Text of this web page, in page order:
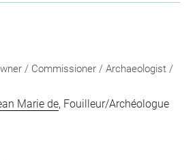
/ Commissioner / Archaeologist /
Marie de, Fouilleur/Archéologue